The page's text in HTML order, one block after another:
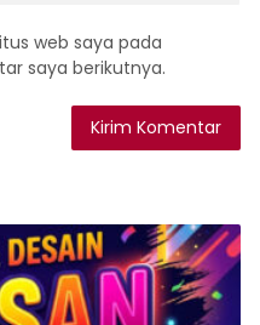
web saya pada
saya berikutnya.